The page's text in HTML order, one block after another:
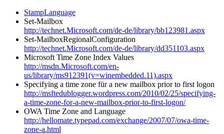
StampLanguage
Set-Mailbox
http://technet.Microsoft.com/de-de/library/bb123981.aspx
Set-MailboxRegionalConfiguration
http://technet.Microsoft.com/de-de/library/dd351103.aspx
Microsoft Time Zone Index Values
http://msdn.Microsoft.com/en-
us/library/ms912391(v=winembedded.11).aspx
Specifying a time zone für a new mailbox prior to first logon
http://msftedublogger.wordpress.com/2010/02/25/specifying-
a-time-zone-for-a-new-mailbox-prior-to-first-logon/
OWA Time Zone and Language
http://hellomate.typepad.com/exchange/2007/07/owa-time-
zone-a.html